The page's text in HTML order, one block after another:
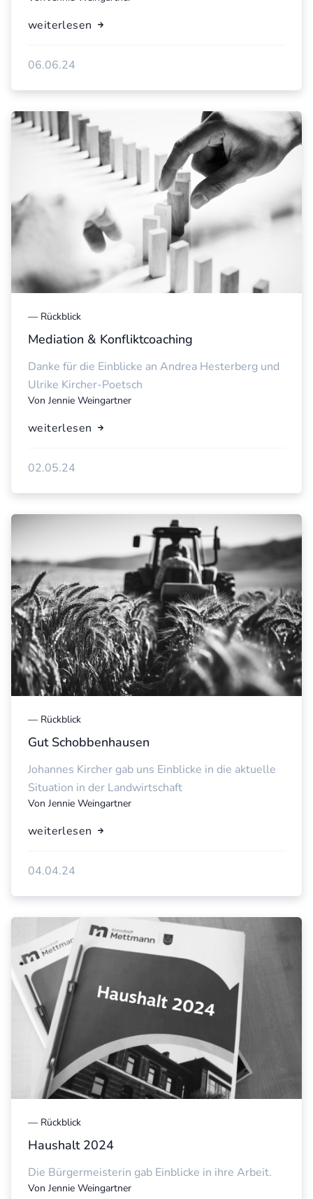
weiterlesen
06.06.24
— Rückblick
Mediation & Konfliktcoaching
Danke für die Einblicke an Andrea Hesterberg und
Ulrike Kircher-Poetsch
Von Jennie Weingartner
weiterlesen
02.05.24
— Rückblick
Gut Schobbenhausen
Johannes Kircher gab uns Einblicke in die aktuelle
Situation in der Landwirtschaft
Von Jennie Weingartner
weiterlesen
04.04.24
— Rückblick
Haushalt 2024
Die Bürgermeisterin gab Einblicke in ihre Arbeit.
Von Jennie Weingartner